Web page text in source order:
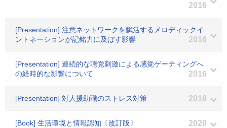
2016
[Presentation] 注意ネットワークを賦活するメロディックイ
ントネーションが記銘力に及ぼす影響
2016
[Presentation] 連続的な聴覚刺激による感覚ゲーティングへ
の経時的な影響について
2016
[Presentation] 対人援助職のストレス対策 2016
[Book] 生活環境と情報認知〔改訂版〕 2020